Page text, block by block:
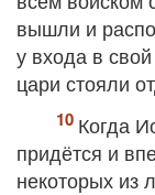
вышли и
у входа в
цари стояли
Когда
придётся и
некоторых из